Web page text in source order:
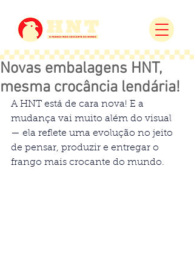
Novas embalagens HNT,
mesma crocância lendária!
A HNT está de cara nova! E a
mudança vai muito além do visual
— ela reflete uma evolução no jeito
de pensar, produzir e entregar o
frango mais crocante do mundo.